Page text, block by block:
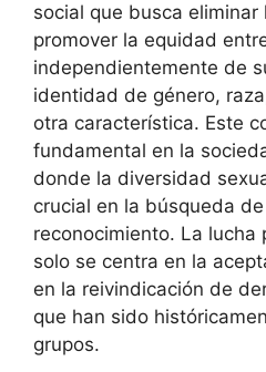
social que busca
promover la equidad
independientemente de
identidad de género,
otra característica. Este
fundamental en la
donde la diversidad
crucial en la búsqueda
reconocimiento. La lucha
solo se centra en la
en la reivindicación de
que han sido
grupos.